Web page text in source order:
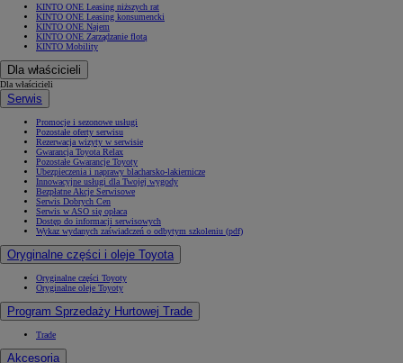
KINTO ONE Leasing niższych rat
KINTO ONE Leasing konsumencki
KINTO ONE Najem
KINTO ONE Zarządzanie flotą
KINTO Mobility
Dla właścicieli
Dla właścicieli
Serwis
Promocje i sezonowe usługi
Pozostałe oferty serwisu
Rezerwacja wizyty w serwisie
Gwarancja Toyota Relax
Pozostałe Gwarancje Toyoty
Ubezpieczenia i naprawy blacharsko-lakiernicze
Innowacyjne usługi dla Twojej wygody
Bezpłatne Akcje Serwisowe
Serwis Dobrych Cen
Serwis w ASO się opłaca
Dostęp do informacji serwisowych
Wykaz wydanych zaświadczeń o odbytym szkoleniu (pdf)
Oryginalne części i oleje Toyota
Oryginalne części Toyoty
Oryginalne oleje Toyoty
Program Sprzedaży Hurtowej Trade
Trade
Akcesoria